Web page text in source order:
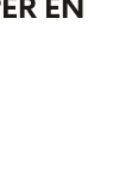
EN